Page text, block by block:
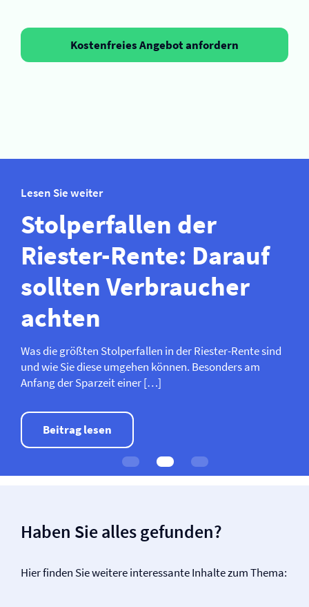
Kostenfreies Angebot anfordern
Lesen Sie weiter
Stolperfallen der
Riester-Rente: Darauf
sollten Verbraucher
achten
Was die größten Stolperfallen in der Riester-Rente sind
und wie Sie diese umgehen können. Besonders am
Anfang der Sparzeit einer […]
Beitrag lesen
Haben Sie alles gefunden?
Hier finden Sie weitere interessante Inhalte zum Thema: